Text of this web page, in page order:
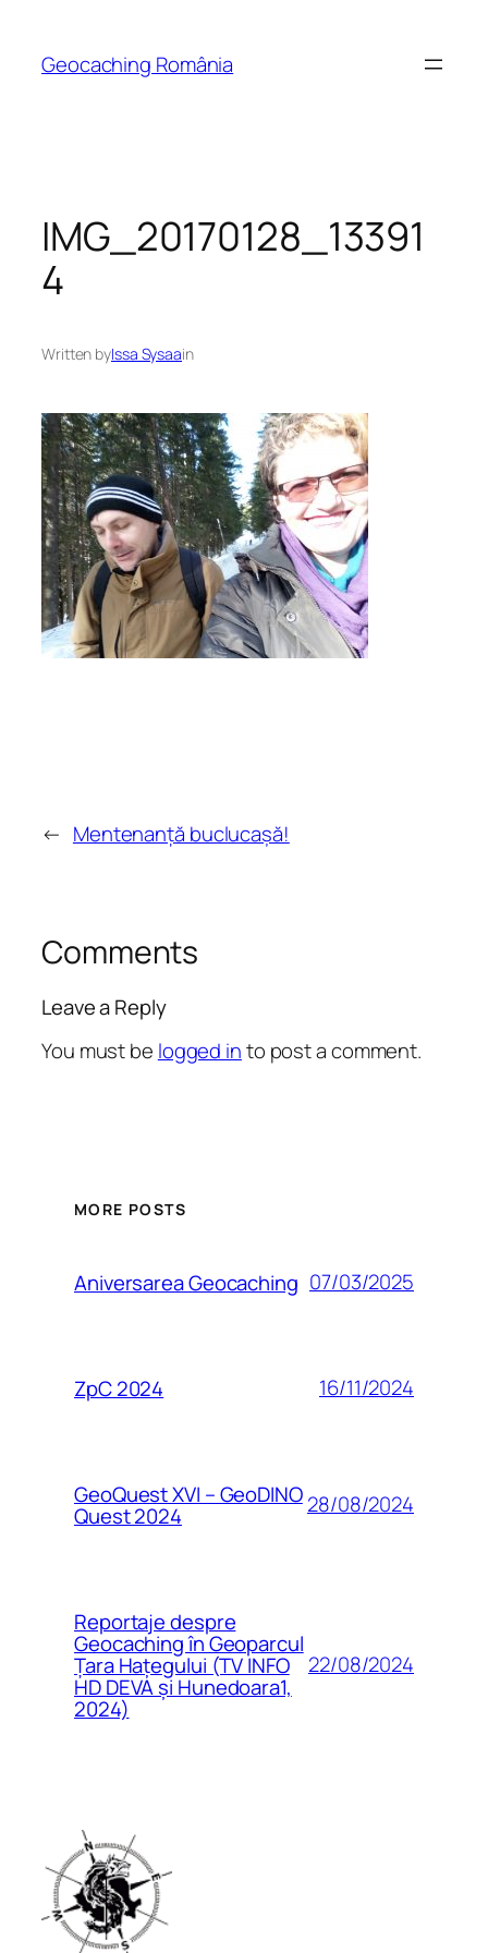
content
Geocaching România
IMG_20170128_13391
4
Written byIssa Sysaain
← Mentenanță buclucașă!
Comments
Leave a Reply
You must be logged into post a comment.
MORE POSTS
Aniversarea Geocaching 07/03/2025
ZpC 2024 16/11/2024
GeoQuest XVI – GeoDINO
Quest 2024 28/08/2024
Reportaje despre
Geocaching în Geoparcul
Țara Hațegului (TV INFO
HD DEVA și Hunedoara1,
2024)
22/08/2024